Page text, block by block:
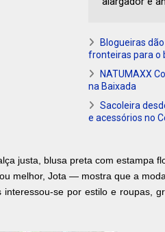
Blogueiras
fronteiras para o
NATUMAXX
na Baixada
Sacoleira
e acessórios no
justa, blusa preta com estampa
melhor, Jota — mostra que a
se por estilo e roupas,